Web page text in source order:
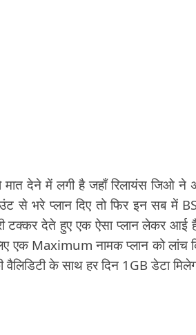
देने में लगी है जहाँ रिलायंस जिओ ने
से भरे प्लान दिए तो फिर इन सब में
टक्कर देते हुए एक ऐसा प्लान लेकर आई
एक Maximum नामक प्लान को लांच
के साथ हर दिन 1GB डेटा